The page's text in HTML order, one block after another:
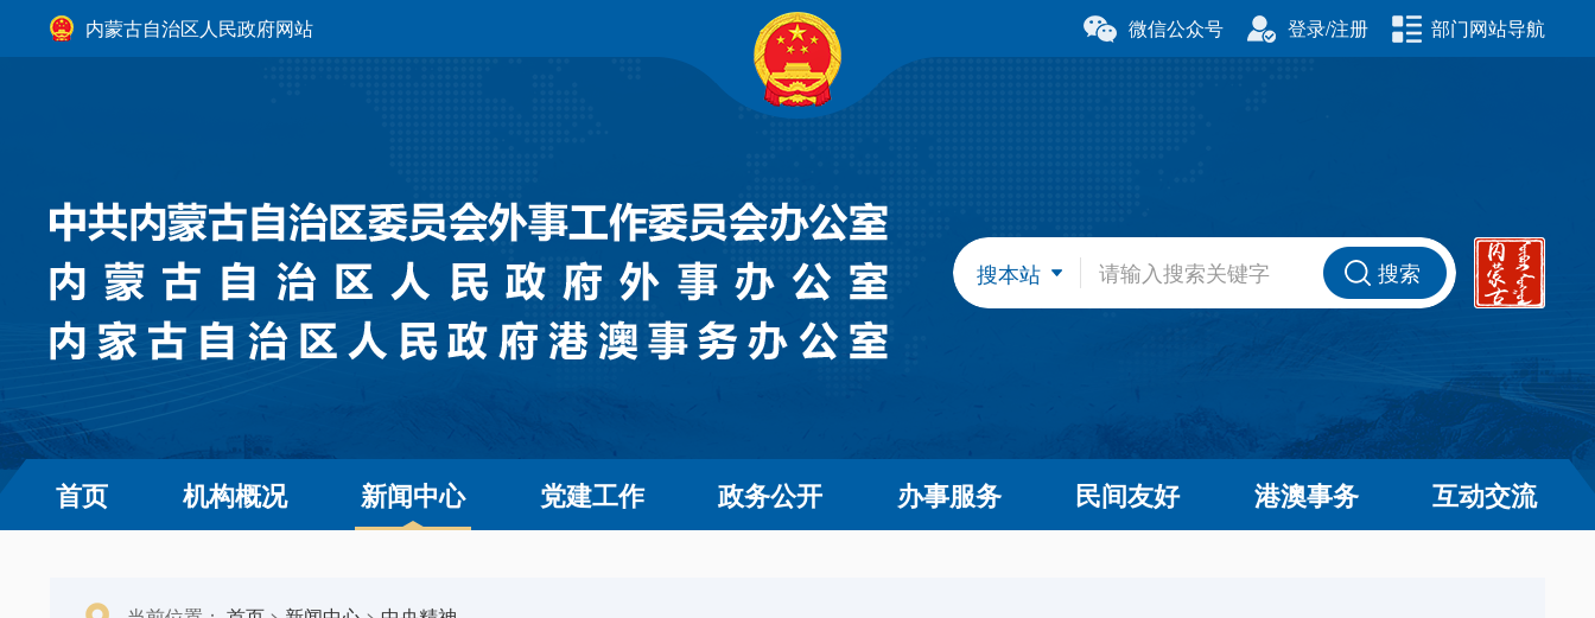
内蒙古自治区人民政府网站 微信公众号 登录/注册 部门网站导航
自治区政府组成部门
发展和改革委员会
人力资源和社会保障厅
生态环境厅
外事办公室
交通运输厅
水利厅
农牧厅
商务厅
文化和旅游厅
卫生健康委员会
退役军人事务厅
应急管理厅
自治区直属机构
市场监督管理局 林业和草原局
广播电视局
搜本站 搜索
首页 机构概况 新闻中心 党建工作 政务公开 办事服务 民间友好 港澳事务 互动交流